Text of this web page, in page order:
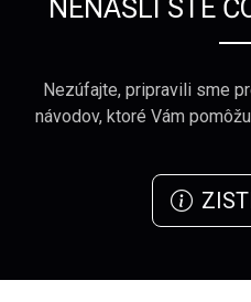
NENAŠLI STE
Nezúfajte, pripravili sme
návodov, ktoré Vám